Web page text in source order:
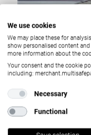
We use cookies
We may place these for
show personalised content
more information about the
Your consent and the cookie
including:
Necessary
Functional